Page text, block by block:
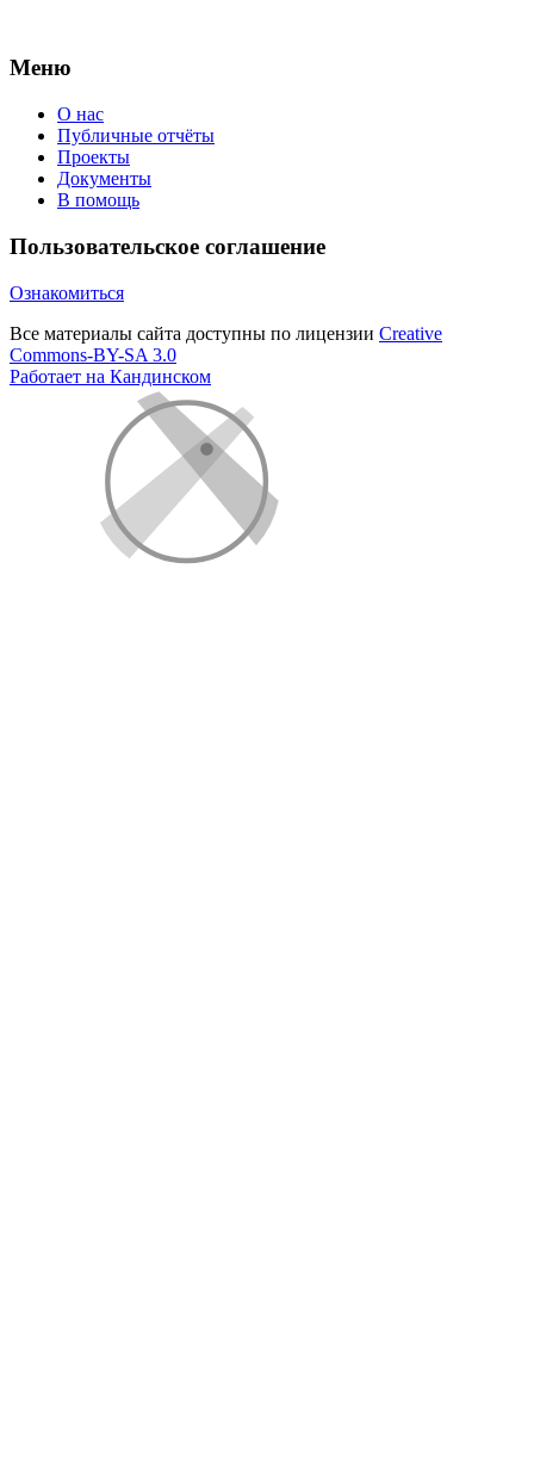
Меню
О нас
Публичные отчёты
Проекты
Документы
В помощь
Пользовательское соглашение
Ознакомиться
Все материалы сайта доступны по лицензии Creative
Commons-BY-SA 3.0
Работает на Кандинском